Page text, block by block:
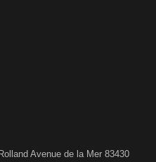
Avenue de la Mer 83430